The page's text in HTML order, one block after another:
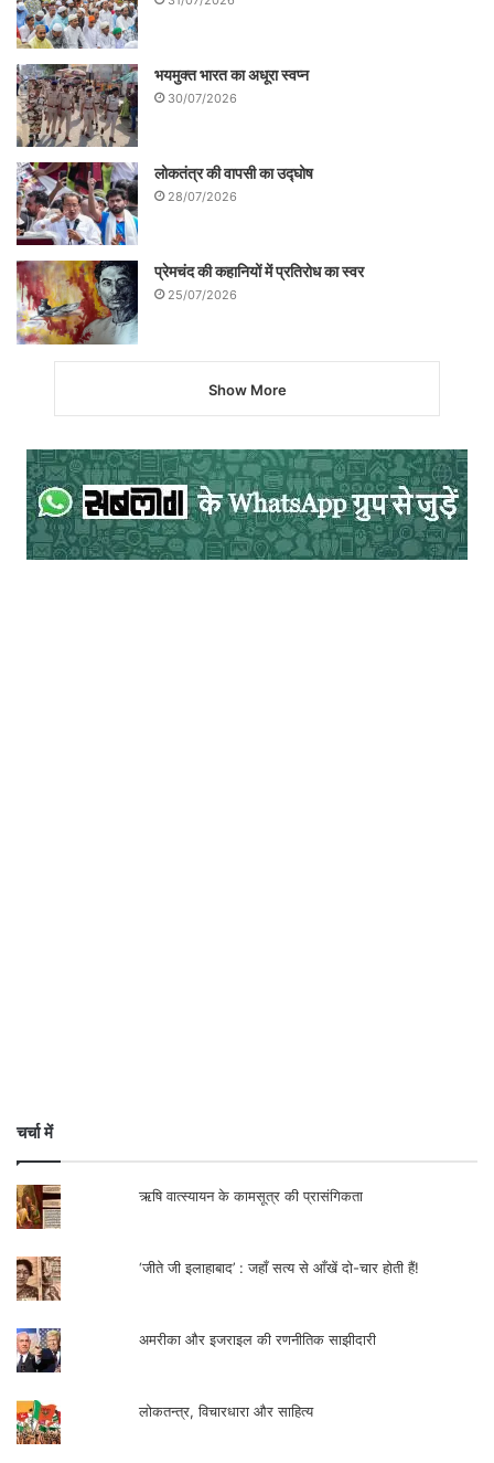
भयमुक्त भारत का अधूरा स्वप्न
30/07/2026
लोकतंत्र की वापसी का उद्घोष
28/07/2026
प्रेमचंद की कहानियों में प्रतिरोध का स्वर
25/07/2026
Show More
चर्चा में
ऋषि वात्स्यायन के कामसूत्र की प्रासंगिकता
‘जीते जी इलाहाबाद’ : जहाँ सत्य से आँखें दो-चार होती हैं!
अमरीका और इजराइल की रणनीतिक साझीदारी
लोकतन्त्र, विचारधारा और साहित्य